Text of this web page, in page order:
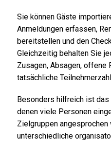
Sie können Gäste
Anmeldungen erfassen,
bereitstellen und den
Gleichzeitig behalten Sie
Zusagen, Absagen, offene
tatsächliche
Besonders hilfreich ist das
denen viele Personen
Zielgruppen angesprochen
unterschiedliche